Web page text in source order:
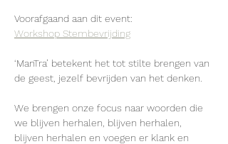
Voorafgaand aan dit event:
Workshop Stembevrijding
‘ManTra’ betekent het tot stilte brengen van
de geest, jezelf bevrijden van het denken.
We brengen onze focus naar woorden die
we blijven herhalen, blijven herhalen,
blijven herhalen en voegen er klank en